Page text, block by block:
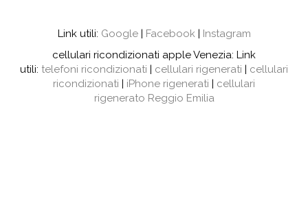
Link utili: Google| Facebook|
Instagram
cellulari ricondizionati apple Venezia: Link
utili: telefoni ricondizionati cellulari rigenerati
cellulari
ricondizionati
iPhone rigenerati
cellulari
rigenerato Reggio Emilia